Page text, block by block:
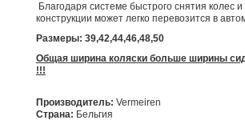
Благодаря системе быстрого снятия колес и
конструкции может легко перевозится в
Размеры: 39,42,44,46,48,50
Общая ширина коляски больше ширины
!!!
Производитель: Vermeiren
Страна: Бельгия